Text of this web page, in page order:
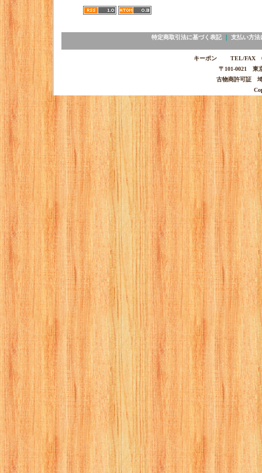
特定商取引法に基づく表記｜ 支払い方法
キーポン TEL/FAX
〒101-0021 東
古物商許可証